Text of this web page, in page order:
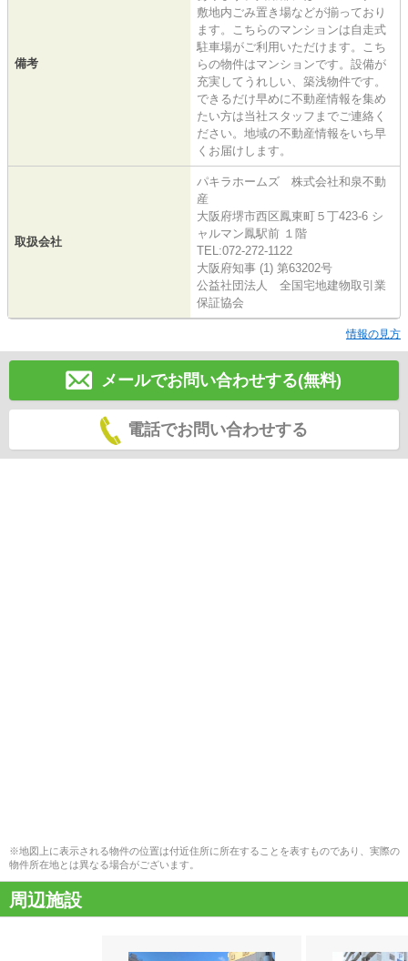
備考
敷地内ごみ置き場などが揃っており
ます。こちらのマンションは自走式
駐車場がご利用いただけます。こち
らの物件はマンションです。設備が
充実してうれしい、築浅物件です。
できるだけ早めに不動産情報を集め
たい方は当社スタッフまでご連絡く
ださい。地域の不動産情報をいち早
くお届けします。
取扱会社
パキラホームズ 株式会社和泉不動
産
大阪府堺市西区鳳東町５丁423-6 シ
ャルマン鳳駅前 １階
TEL:072-272-1122
大阪府知事 (1) 第63202号
公益社団法人 全国宅地建物取引業
保証協会
情報の見方
メールでお問い合わせする(無料)
電話でお問い合わせする
※地図上に表示される物件の位置は付近住所に所在することを表すものであり、実際の
物件所在地とは異なる場合がございます。
周辺施設